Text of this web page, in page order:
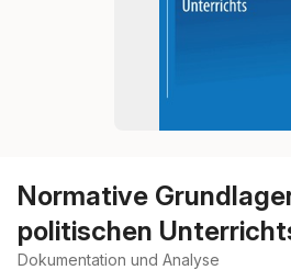
Normative
politischen
Dokumentation und Analyse